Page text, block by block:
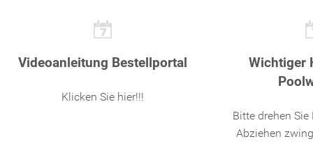
Videoanleitung Bestellportal
Klicken Sie hier!!!
Wichtiger
Bitte drehen
Abziehen